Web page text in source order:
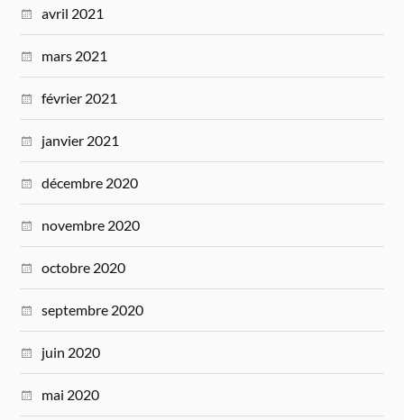
avril 2021
mars 2021
février 2021
janvier 2021
décembre 2020
novembre 2020
octobre 2020
septembre 2020
juin 2020
mai 2020